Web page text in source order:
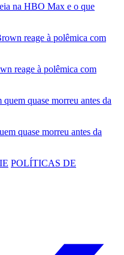
na HBO Max e o que
reage à polêmica com
quase morreu antes da
POLÍTICAS DE